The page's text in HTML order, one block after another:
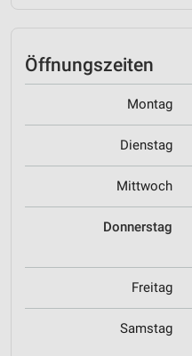
Öffnungszeiten
Montag
Dienstag
Mittwoch
Donnerstag
Freitag
Samstag